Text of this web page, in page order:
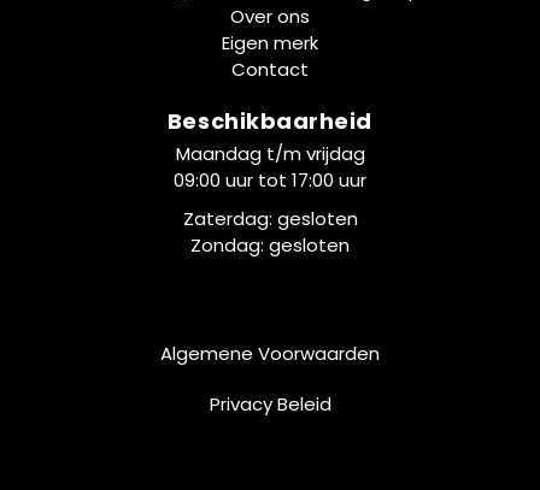
Over ons
Eigen merk
Contact
Beschikbaarheid
Maandag t/m vrijdag
09:00 uur tot 17:00 uur
Zaterdag: gesloten
Zondag: gesloten
Algemene Voorwaarden
Privacy Beleid